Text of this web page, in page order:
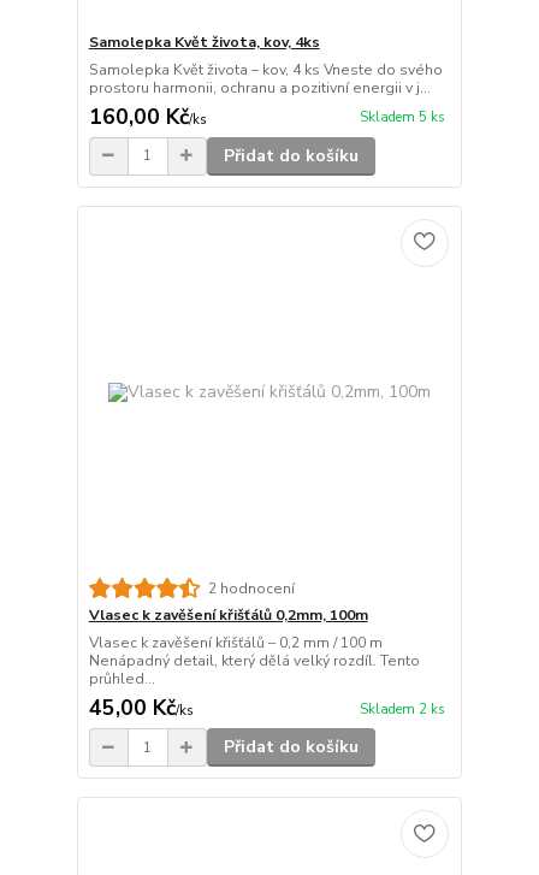
Samolepka Květ života, kov, 4ks
Samolepka Květ života – kov, 4 ks Vneste do svého
prostoru harmonii, ochranu a pozitivní energii v j...
160,00 Kč/ks Skladem 5 ks
Přidat do košíku
2 hodnocení
Vlasec k zavěšení křišťálů 0,2mm, 100m
Vlasec k zavěšení křišťálů – 0,2 mm / 100 m
Nenápadný detail, který dělá velký rozdíl. Tento
průhled...
45,00 Kč/ks Skladem 2 ks
Přidat do košíku